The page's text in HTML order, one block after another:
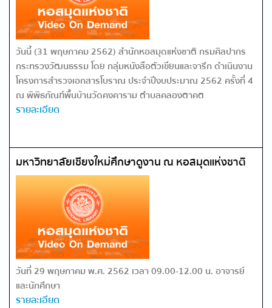
วันนี้ (31 พฤษภาคม 2562) สำนักหอสมุดแห่งชาติ กรมศิลปากร
กระทรวงวัฒนธรรม โดย กลุ่มหนังสือตัวเขียนและจารึก ดำเนินงาน
โครงการสำรวจเอกสารโบราณ ประจำปีงบประมาณ 2562 ครั้งที่ 4
ณ พิพิธภัณฑ์พื้นบ้านวัดคงคาราม ตำบลคลองตาคต
รายละเอียด
มหาวิทยาลัยเชียงใหม่ศึกษาดูงาน ณ หอสมุดแห่งชาติ
วันที่ 29 พฤษภาคม พ.ศ. 2562 เวลา 09.00-12.00 น. อาจารย์
และนักศึกษา
รายละเอียด